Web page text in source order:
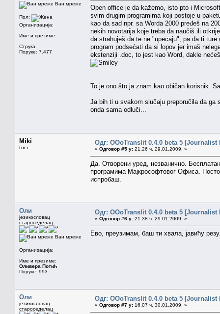
Ван мреже
Пол:
Организација:
Име и презиме:
Струка:
Поруке: 7.477
Open office je da kažemo, isto pto i
svim drugim programima koji postoje u
kao da sad npr. sa Worda 2000 pređeš na
nekih novotarija koje treba da naučiš ili
da strahuješ da te ne "upecaju", pa da ti
program podsećati da si lopov jer imaš
ekstenziji .doc, to jest kao Word, dakle
To je ono što ja znam kao običan korisnik.
Ja bih ti u svakom slučaju preporučila da ga
onda sama odluči...
Miki
Гост
Одг: OOoTranslit 0.4.0 beta 5 [Journalist
« Одговор #5 у: 21.26 ч. 29.01.2009. »
Да. Отворени уред, незванично.
програмима Мајкрософтовог Офиса.
испробаш.
Оли
језикословац
староседелац
Ван мреже
Организација:
Име и презиме:
Оливера Потић
Поруке: 993
Одг: OOoTranslit 0.4.0 beta 5 [Journalist
« Одговор #6 у: 21.38 ч. 29.01.2009. »
Ево, преузимам, баш ти хвала, јавићу
Оли
језикословац
староседелац
Одг: OOoTranslit 0.4.0 beta 5 [Journalist
« Одговор #7 у: 16.07 ч. 30.01.2009. »